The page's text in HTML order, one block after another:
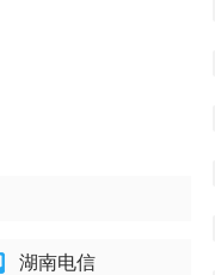
湖南电信